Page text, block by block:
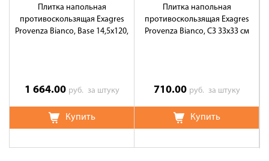
Плитка напольная
противоскользящая Exagres
Provenza Bianco, Base 14,5x120,
1 664.00 руб. за штуку
Купить
Плитка напольная
противоскользящая Exagres
Provenza Bianco, C3 33x33 см
710.00 руб. за штуку
Купить